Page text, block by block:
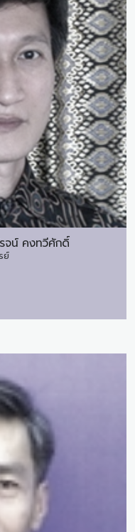
จน์ คงทวีศักดิ์
ย์